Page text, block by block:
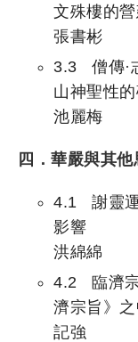
文殊樓的
張書彬
3.3 僧傳·
山神聖性
池麗梅
四．華嚴與其
4.1 謝靈運
影響
洪綿綿
4.2 臨濟宗
濟宗旨》
記強